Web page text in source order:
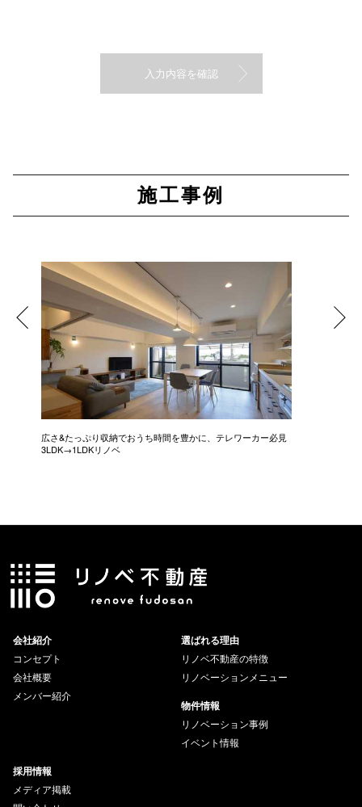
施工事例
広さ&たっぷり収納でおうち時間を豊かに、テレワーカー必見
3LDK→1LDKリノベ
会社紹介
コンセプト
会社概要
メンバー紹介
選ばれる理由
リノベ不動産の特徴
リノベーションメニュー
物件情報
リノベーション事例
イベント情報
採用情報
メディア掲載